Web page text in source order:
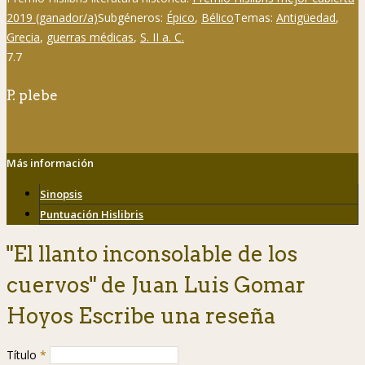
2019 (ganador/a)Subgéneros: Épico, BélicoTemas: Antigüedad,
Grecia, guerras médicas, S. II a. C.
7.7
P. plebe
Más información
Sinopsis
Puntuación Hislibris
"El llanto inconsolable de los
cuervos" de Juan Luis Gomar
Hoyos Escribe una reseña
Título *